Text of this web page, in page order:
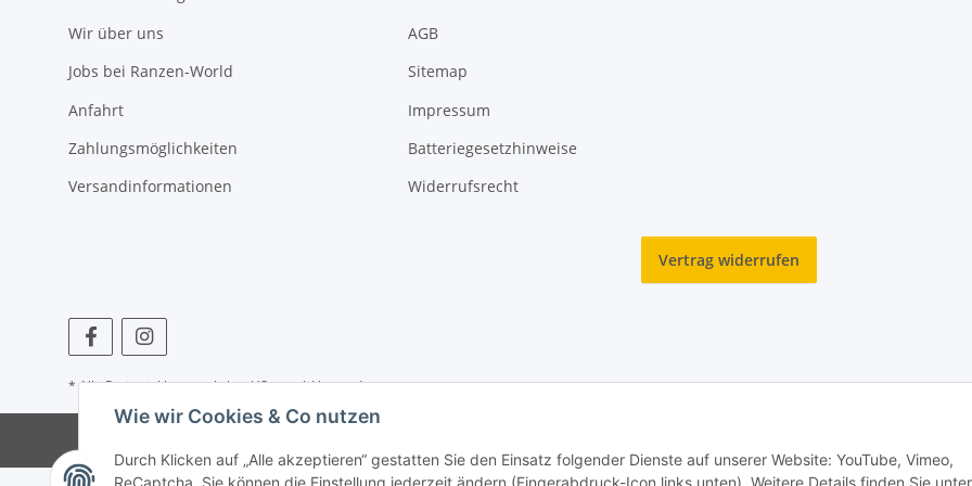
Wie wir Cookies & Co nutzen
Durch Klicken auf „Alle akzeptieren“ gestatten Sie den Einsatz folgender Dienste auf unserer Website: YouTube, Vimeo,
Wir über uns
Jobs bei Ranzen-World
Anfahrt
Zahlungsmöglichkeiten
Versandinformationen
AGB
Sitemap
Impressum
Batteriegesetzhinweise
Widerrufsrecht
Vertrag widerrufen
* Alle Preise inkl. gesetzlicher USt., zzgl.Versand